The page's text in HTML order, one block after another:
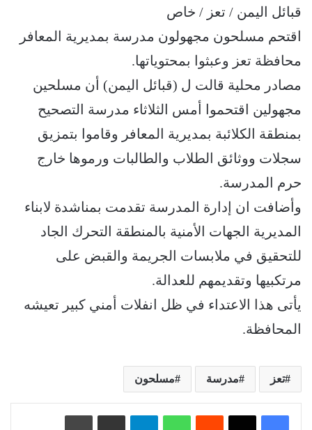
قبائل اليمن / تعز / خاص
اقتحم مسلحون مجهولون مدرسة بمديرية المعافر
محافظة تعز وعبثوا بمحتوياتها.
مصادر محلية قالت ل (قبائل اليمن) أن مسلحين
مجهولين اقتحموا أمس الثلاثاء مدرسة التصحيح
بمنطقة الكلائبة بمديرية المعافر وقاموا بتمزيق
سجلات ووثائق الطلاب والطالبات ورموها خارج
حرم المدرسة.
وأضافت ان إدارة المدرسة تقدمت بمناشدة لابناء
المديرية الجهات الأمنية بالمنطقة التحرك الجاد
للتحقيق في ملابسات الجريمة والقبض على
مرتكبيها وتقديمهم للعدالة.
يأتى هذا الاعتداء في ظل انفلات أمني كبير تعيشه
المحافظة.
تعز مدرسة مسلحون
واتساب تيلقرام